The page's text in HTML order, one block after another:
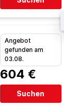
Angebot
gefunden am
03.08.
604 €
Suchen